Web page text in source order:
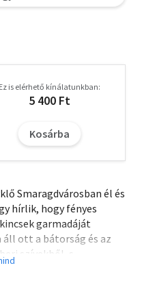
Ez is elérhető kínálatunkban:
5 400 Ft
Kosárba
Smaragdvárosban él és
hírlik, hogy fényes
garmadáját
ott a bátorság és az
szívekből, s
sodródó Dorkát is